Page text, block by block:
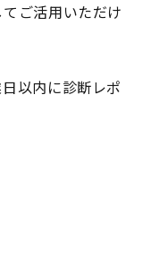
ご活用いただけ
以内に診断レポ